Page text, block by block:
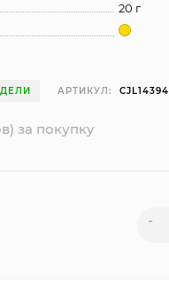
20 г
АРТИКУЛ: CJL14394
за покупку
-